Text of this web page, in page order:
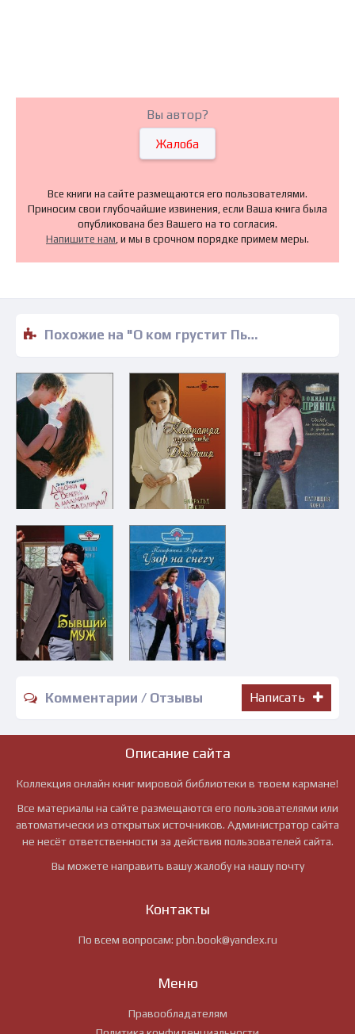
Вы автор?
Жалоба
Все книги на сайте размещаются его пользователями.
Приносим свои глубочайшие извинения, если Ваша книга была
опубликована без Вашего на то согласия.
Напишите нам , и мы в срочном порядке примем меры.
Похожие на "О ком грустит Пьеро - Патриция Хорст" книги читать бесплатно полные версии
Комментарии / Отзывы Написать
Описание сайта
Коллекция онлайн книг мировой библиотеки в твоем кармане!
Все материалы на сайте размещаются его пользователями или
автоматически из открытых источников. Администратор сайта
не несёт ответственности за действия пользователей сайта.
Вы можете направить вашу жалобу на нашу почту
Контакты
По всем вопросам: pbn.book@yandex.ru
Меню
Правообладателям